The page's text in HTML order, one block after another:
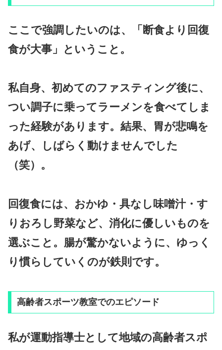
ここで強調したいのは、「断食より回復
食が大事」ということ。
私自身、初めてのファスティング後に、
つい調子に乗ってラーメンを食べてしま
った経験があります。結果、胃が悲鳴を
あげ、しばらく動けませんでした
（笑）。
回復食には、おかゆ・具なし味噌汁・す
りおろし野菜など、消化に優しいものを
選ぶこと。腸が驚かないように、ゆっく
り慣らしていくのが鉄則です。
高齢者スポーツ教室でのエピソード
私が運動指導士として地域の高齢者スポ